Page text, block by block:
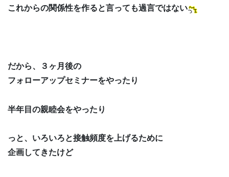
これからの関係性を作ると言っても過言ではない
だから、３ヶ月後の
フォローアップセミナーをやったり
半年目の親睦会をやったり
っと、いろいろと接触頻度を上げるために
企画してきたけど